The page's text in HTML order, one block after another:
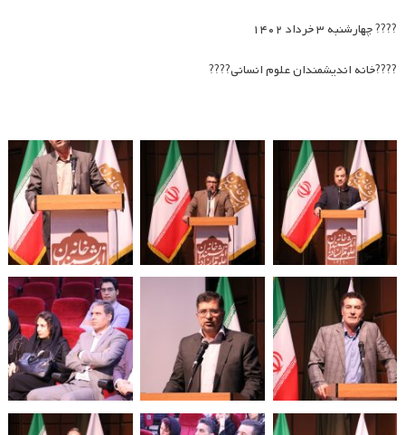
???? چهارشنبه ۳ خرداد ۱۴۰۲
????خانه اندیشمندان علوم انسانی????